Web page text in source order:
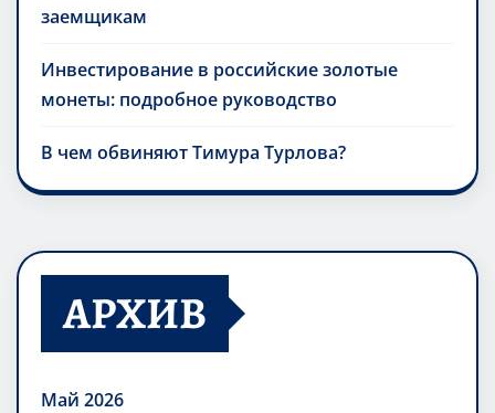
заемщикам
Инвестирование в российские золотые
монеты: подробное руководство
В чем обвиняют Тимура Турлова?
АРХИВ
Май 2026